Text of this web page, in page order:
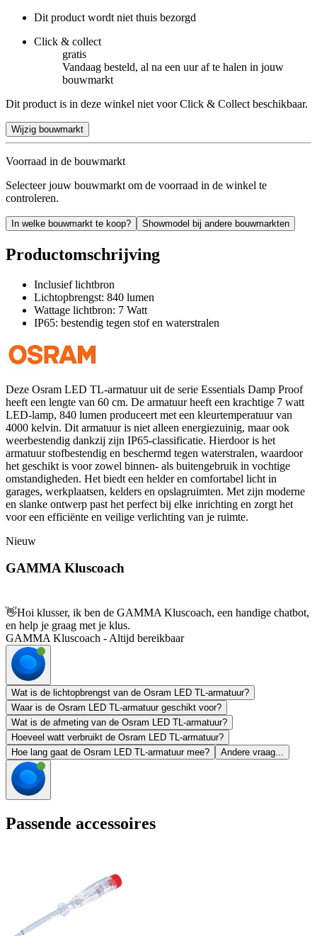
Dit product wordt niet thuis bezorgd
Click & collect
gratis
Vandaag besteld, al na een uur af te halen in jouw
bouwmarkt
Dit product is in deze winkel niet voor Click & Collect beschikbaar.
Wijzig bouwmarkt
Voorraad in de bouwmarkt
Selecteer jouw bouwmarkt om de voorraad in de winkel te
controleren.
In welke bouwmarkt te koop? Showmodel bij andere bouwmarkten
Productomschrijving
Inclusief lichtbron
Lichtopbrengst: 840 lumen
Wattage lichtbron: 7 Watt
IP65: bestendig tegen stof en waterstralen
Deze Osram LED TL-armatuur uit de serie Essentials Damp Proof
heeft een lengte van 60 cm. De armatuur heeft een krachtige 7 watt
LED-lamp, 840 lumen produceert met een kleurtemperatuur van
4000 kelvin. Dit armatuur is niet alleen energiezuinig, maar ook
weerbestendig dankzij zijn IP65-classificatie. Hierdoor is het
armatuur stofbestendig en beschermd tegen waterstralen, waardoor
het geschikt is voor zowel binnen- als buitengebruik in vochtige
omstandigheden. Het biedt een helder en comfortabel licht in
garages, werkplaatsen, kelders en opslagruimten. Met zijn moderne
en slanke ontwerp past het perfect bij elke inrichting en zorgt het
voor een efficiënte en veilige verlichting van je ruimte.
Nieuw
GAMMA Kluscoach
👋Hoi klusser, ik ben de GAMMA Kluscoach, een handige chatbot,
en help je graag met je klus.
GAMMA Kluscoach - Altijd bereikbaar
Wat is de lichtopbrengst van de Osram LED TL-armatuur?
Waar is de Osram LED TL-armatuur geschikt voor?
Wat is de afmeting van de Osram LED TL-armatuur?
Hoeveel watt verbruikt de Osram LED TL-armatuur?
Hoe lang gaat de Osram LED TL-armatuur mee?
Andere vraag...
Passende accessoires